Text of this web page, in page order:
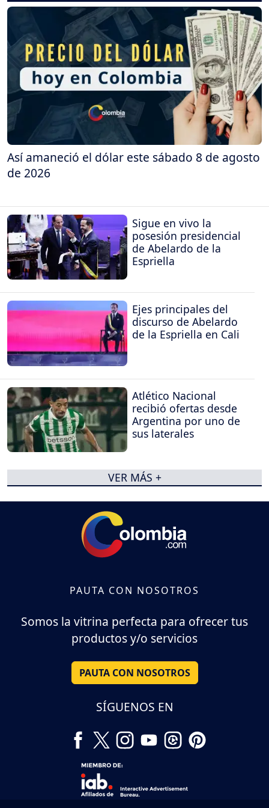
Así amaneció el dólar este sábado 8 de agosto
de 2026
Sigue en vivo la
posesión presidencial
de Abelardo de la
Espriella
Ejes principales del
discurso de Abelardo
de la Espriella en Cali
Atlético Nacional
recibió ofertas desde
Argentina por uno de
sus laterales
VER MÁS +
PAUTA CON NOSOTROS
Somos la vitrina perfecta para ofrecer tus
productos y/o servicios
PAUTA CON NOSOTROS
SÍGUENOS EN